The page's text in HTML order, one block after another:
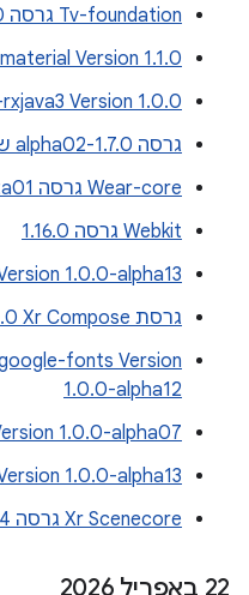
Tv-foundation גרסה 1.0.0
Version 1.1.0
Version 1.0.0
גרסה 1.7.0-alpha02 של Wear Compose
Wear-core גרסה ‎1.1.0-beta01
Webkit גרסה 1.16.0
1.0.0-alpha13
גרסת Xr Compose‏ 1.0.0-alpha13
fonts Version
1.0.0-alpha12
1.0.0-alpha07
1.0.0-alpha13
Xr Scenecore גרסה ‎1.0.0-alpha14
‫22 באפריל 2026